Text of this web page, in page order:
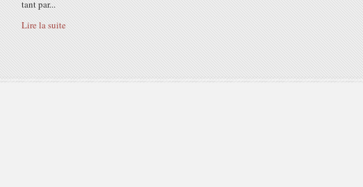
tant par...
Lire la suite